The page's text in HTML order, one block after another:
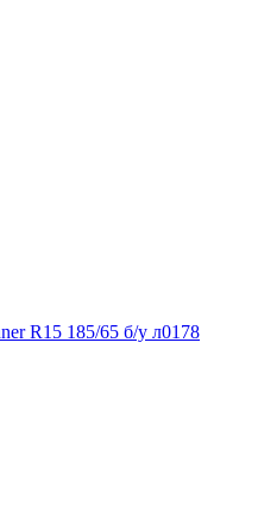
R15 185/65 б/у л0178